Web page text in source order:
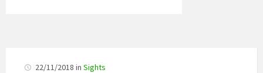
22/11/2018 in Sights